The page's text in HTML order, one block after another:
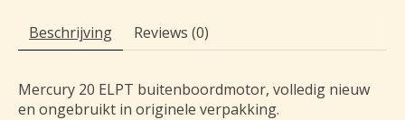
Beschrijving Reviews (0)
Mercury 20 ELPT buitenboordmotor, volledig nieuw
en ongebruikt in originele verpakking.